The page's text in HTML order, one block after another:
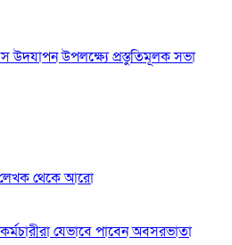
উদযাপন উপলক্ষ্যে প্রস্তুতিমূলক সভা
থেকে আরো
যেভাবে পাবেন অবসরভাতা